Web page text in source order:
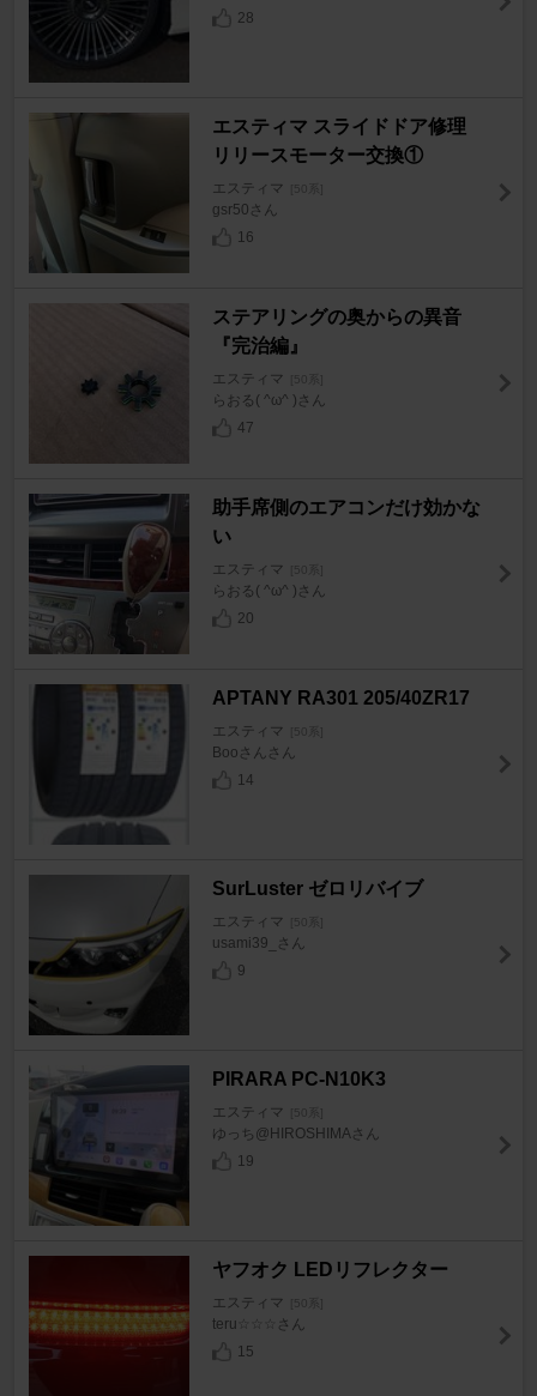
28
エスティマ スライドドア修理
リリースモーター交換①
エスティマ [50系]
gsr50さん
16
ステアリングの奥からの異音
『完治編』
エスティマ [50系]
らおる( ^ω^ )さん
47
助手席側のエアコンだけ効かな
い
エスティマ [50系]
らおる( ^ω^ )さん
20
APTANY RA301 205/40ZR17
エスティマ [50系]
Booさんさん
14
SurLuster ゼロリバイブ
エスティマ [50系]
usami39_さん
9
PIRARA PC-N10K3
エスティマ [50系]
ゆっち@HIROSHIMAさん
19
ヤフオク LEDリフレクター
エスティマ [50系]
teru☆☆☆さん
15